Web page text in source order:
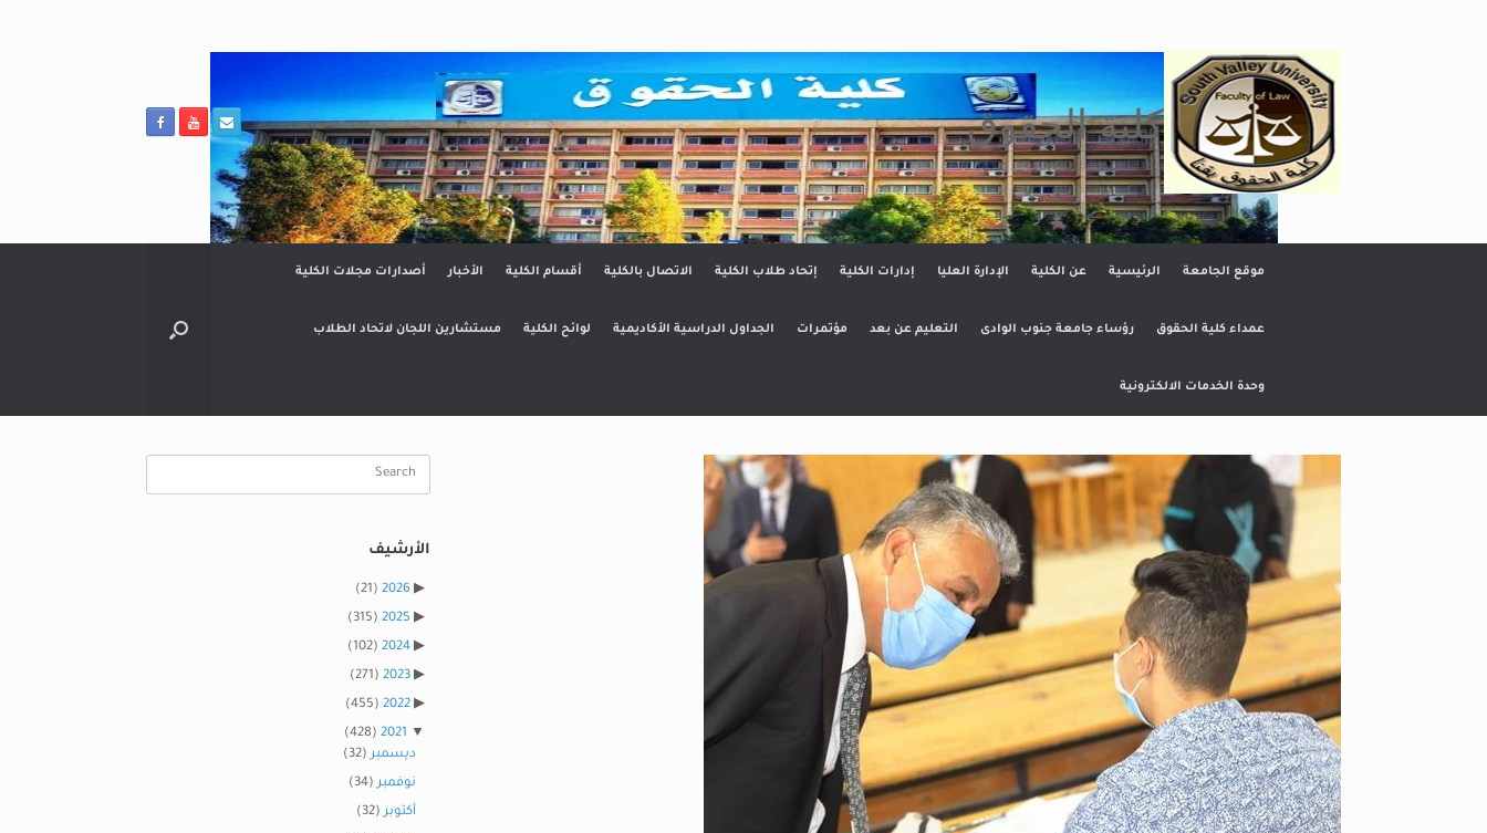
كلية الحقوق
موقع الجامعة الرئيسية عن الكلية الإدارة العليا إدارات الكلية إتحاد طلاب الكلية الاتصال بالكلية أقسام الكلية الأخبار أصدارات مجلات الكلية
عمداء كلية الحقوق رؤساء جامعة جنوب الوادى التعليم عن بعد مؤتمرات الجداول الدراسية الأكاديمية لوائح الكلية مستشارين اللجان لاتحاد الطلاب
وحدة الخدمات الالكترونية
Search
الأرشيف
2026
(21)
2025
(315)
2024
(102)
2023
(271)
2022
(455)
2021
(428)
ديسمبر(32)
نوفمبر(34)
أكتوبر(32)